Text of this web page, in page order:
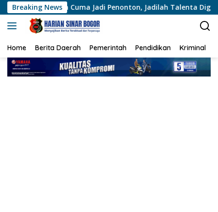
Langsung
ke
konten
Breaking News
Cuma Jadi Penonton, Jadilah Talenta Digital
Home Berita Daerah Pemerintah Pendidikan Kriminal